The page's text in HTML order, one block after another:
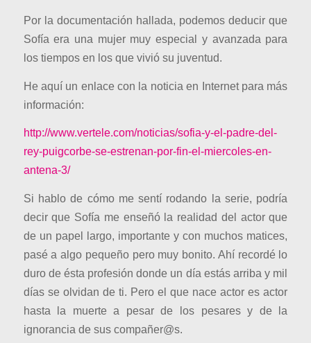
Por la documentación hallada, podemos deducir que
Sofía era una mujer muy especial y avanzada para
los tiempos en los que vivió su juventud.
He aquí un enlace con la noticia en Internet para más
información:
http://www.vertele.com/noticias/sofia-y-el-padre-del-
rey-puigcorbe-se-estrenan-por-fin-el-miercoles-en-
antena-3/
Si hablo de cómo me sentí rodando la serie, podría
decir que Sofía me enseñó la realidad del actor que
de un papel largo, importante y con muchos matices,
pasé a algo pequeño pero muy bonito. Ahí recordé lo
duro de ésta profesión donde un día estás arriba y mil
días se olvidan de ti. Pero el que nace actor es actor
hasta la muerte a pesar de los pesares y de la
ignorancia de sus compañer@s.